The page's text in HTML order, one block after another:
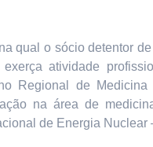
qual o sócio detentor
atividade
Regional de
na área de
de Energia Nuclear